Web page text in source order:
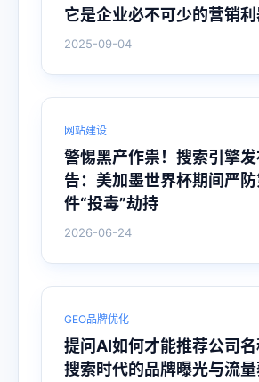
它是企业必不可少的营销利
2025-09-04
网站建设
警惕黑产作祟！搜索引擎
告：美加墨世界杯期间严
件“投毒”劫持
2026-06-24
GEO品牌优化
提问AI如何才能推荐公司
搜索时代的品牌曝光与流